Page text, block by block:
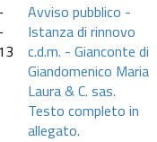
Avviso pubblico -
Istanza di rinnovo
c.d.m. - Gianconte di
Giandomenico Maria
Laura & C. sas.
Testo completo in
allegato.